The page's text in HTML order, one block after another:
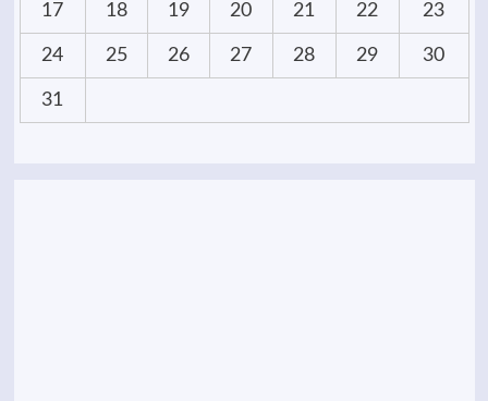
17 18 19 20 21 22 23
24 25 26 27 28 29 30
31